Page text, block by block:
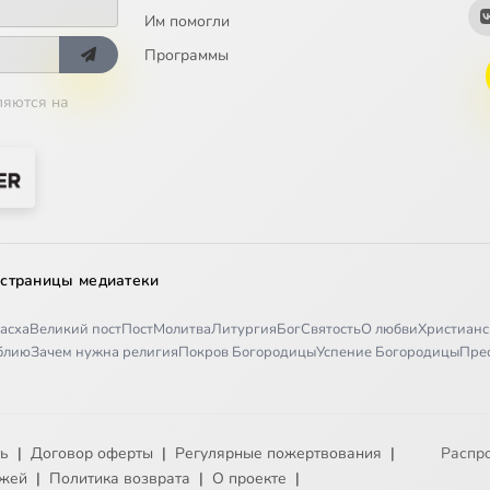
20
24
на
Им помогли
Программы
медиатеки
Великий постПостМолитваЛитургияБогСвятостьО любви
Зачем нужна религияПокров БогородицыУспение Богородицы
| Договор оферты | Регулярные пожертвования |
| Политика возврата | О проекте |